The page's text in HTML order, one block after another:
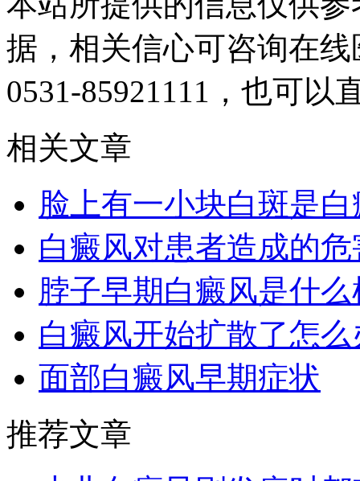
据，相关信心可咨询在
0531-85921111 ，也可以
相关文章
脸上有一小块白斑是
白癜风对患者造成的
脖子早期白癜风是什
白癜风开始扩散了怎
面部白癜风早期症状
推荐文章